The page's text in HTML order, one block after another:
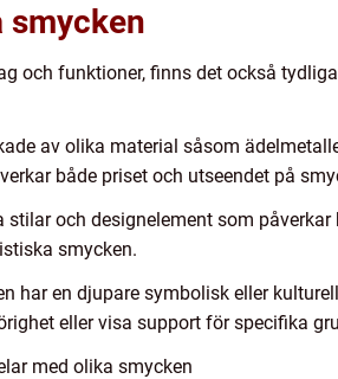
smycken
och funktioner, finns det också
av olika material såsom
både priset och utseendet på
och designelement som
smycken.
har en djupare symbolisk eller
eller visa support för specifika
med olika smycken